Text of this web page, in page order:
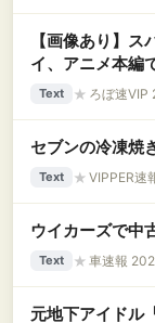
【画像あり】
イ、アニメ本編
ける
Text ★ ろぼ速
セブンの冷凍焼
Text ★ VIPPER
ウイカーズで中
Text ★ 車速報
元地下アイドル